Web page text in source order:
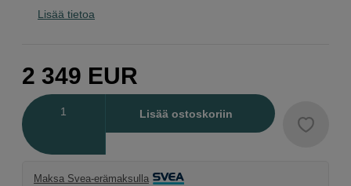
Lisää tietoa
2 349 EUR
Lisää ostoskoriin
Maksa Svea-erämaksulla